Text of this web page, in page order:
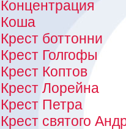
Концентрация
Коша
Крест боттонни
Крест Голгофы
Крест Коптов
Крест Лорейна
Крест Петра
Крест святого